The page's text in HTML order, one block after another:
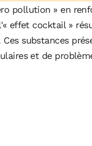
pollution » en
effet cocktail »
substances
et de